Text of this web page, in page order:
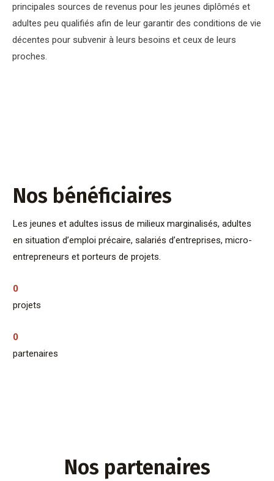
principales sources de revenus pour les jeunes diplômés et
adultes peu qualifiés afin de leur garantir des conditions de vie
décentes pour subvenir à leurs besoins et ceux de leurs
proches.
Nos bénéficiaires
Les jeunes et adultes issus de milieux marginalisés, adultes
en situation d’emploi précaire, salariés d’entreprises, micro-
entrepreneurs et porteurs de projets.
0
projets
0
partenaires
Nos partenaires